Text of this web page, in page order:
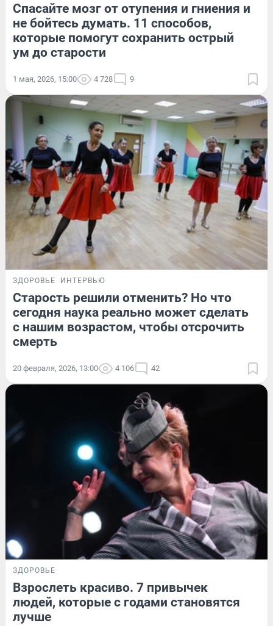
Спасайте мозг от отупения и гниения и
не бойтесь думать. 11 способов,
которые помогут сохранить острый
ум до старости
1 мая, 2026, 15:00 4 728 9
ЗДОРОВЬЕ ИНТЕРВЬЮ
Старость решили отменить? Но что
сегодня наука реально может сделать
с нашим возрастом, чтобы отсрочить
смерть
20 февраля, 2026, 13:00 4 106 42
ЗДОРОВЬЕ
Взрослеть красиво. 7 привычек
людей, которые с годами становятся
лучше